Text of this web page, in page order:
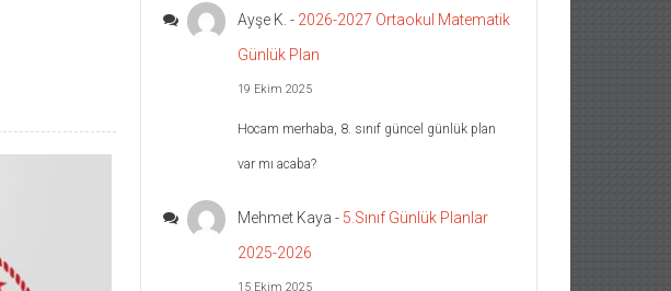
Ayşe K. - 2026-2027 Ortaokul Matematik
Günlük Plan
19 Ekim 2025
Hocam merhaba, 8. sınıf güncel günlük plan
var mı acaba?
Mehmet Kaya - 5.Sınıf Günlük Planlar
2025-2026
15 Ekim 2025